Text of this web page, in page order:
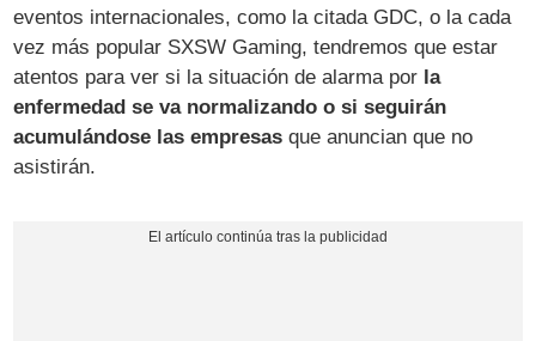
eventos internacionales, como la citada GDC, o la cada
vez más popular SXSW Gaming, tendremos que estar
atentos para ver si la situación de alarma por la
enfermedad se va normalizando o si seguirán
acumulándose las empresas que anuncian que no
asistirán.